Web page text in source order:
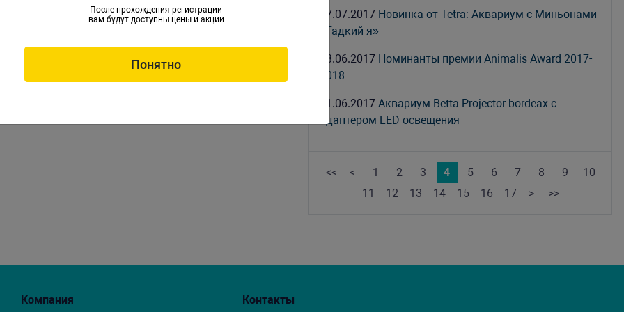
17.07.2017 Новинка от Tetra: Аквариум с Миньонами
«Гадкий я»
23.06.2017 Номинанты премии Animalis Award 2017-
2018
21.06.2017Аквариум Betta Projector bordeax с
адаптером LED освещения
<< < 1 2 3 4 5 6 7 8 9
10
11
12 13 14 15 16 17 > >>
Компания
Контакты
После прохождения регистрации
вам будут доступны цены и акции
Понятно